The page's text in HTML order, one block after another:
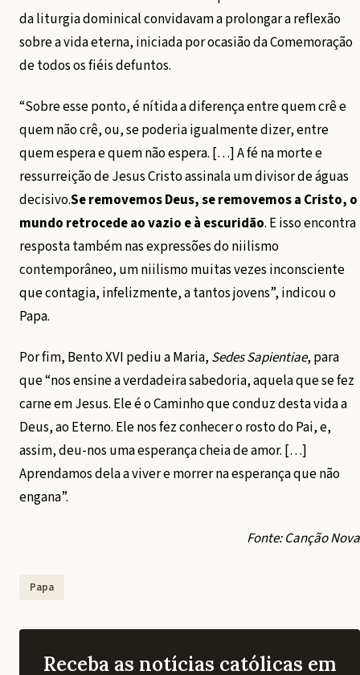
da liturgia dominical convidavam a prolongar a reflexão
sobre a vida eterna, iniciada por ocasião da Comemoração
de todos os fiéis defuntos.
“Sobre esse ponto, é nítida a diferença entre quem crê e
quem não crê, ou, se poderia igualmente dizer, entre
quem espera e quem não espera. […] A fé na morte e
ressurreição de Jesus Cristo assinala um divisor de águas
decisivo.Se removemos Deus, se removemos a Cristo, o
mundo retrocede ao vazio e à escuridão. E isso encontra
resposta também nas expressões do niilismo
contemporâneo, um niilismo muitas vezes inconsciente
que contagia, infelizmente, a tantos jovens”, indicou o
Papa.
Por fim, Bento XVI pediu a Maria, Sedes Sapientiae, para
que “nos ensine a verdadeira sabedoria, aquela que se fez
carne em Jesus. Ele é o Caminho que conduz desta vida a
Deus, ao Eterno. Ele nos fez conhecer o rosto do Pai, e,
assim, deu-nos uma esperança cheia de amor. […]
Aprendamos dela a viver e morrer na esperança que não
engana”.
Fonte: Canção Nova
Papa
Receba as notícias católicas em